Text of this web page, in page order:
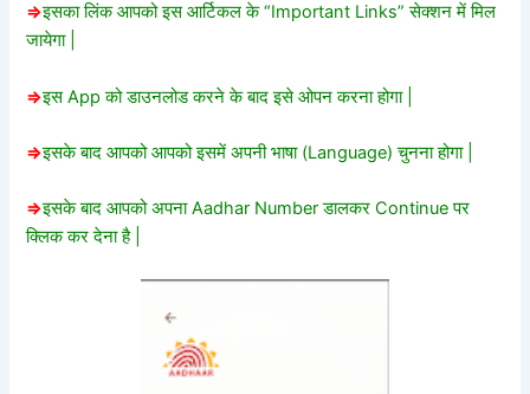
=>इसका लिंक आपको इस आर्टिकल के “Important Links” सेक्शन में मिल
जायेगा |
=>इस App को डाउनलोड करने के बाद इसे ओपन करना होगा |
=>इसके बाद आपको आपको इसमें अपनी भाषा (Language) चुनना होगा |
=>इसके बाद आपको अपना Aadhar Number डालकर Continue पर
क्लिक कर देना है |